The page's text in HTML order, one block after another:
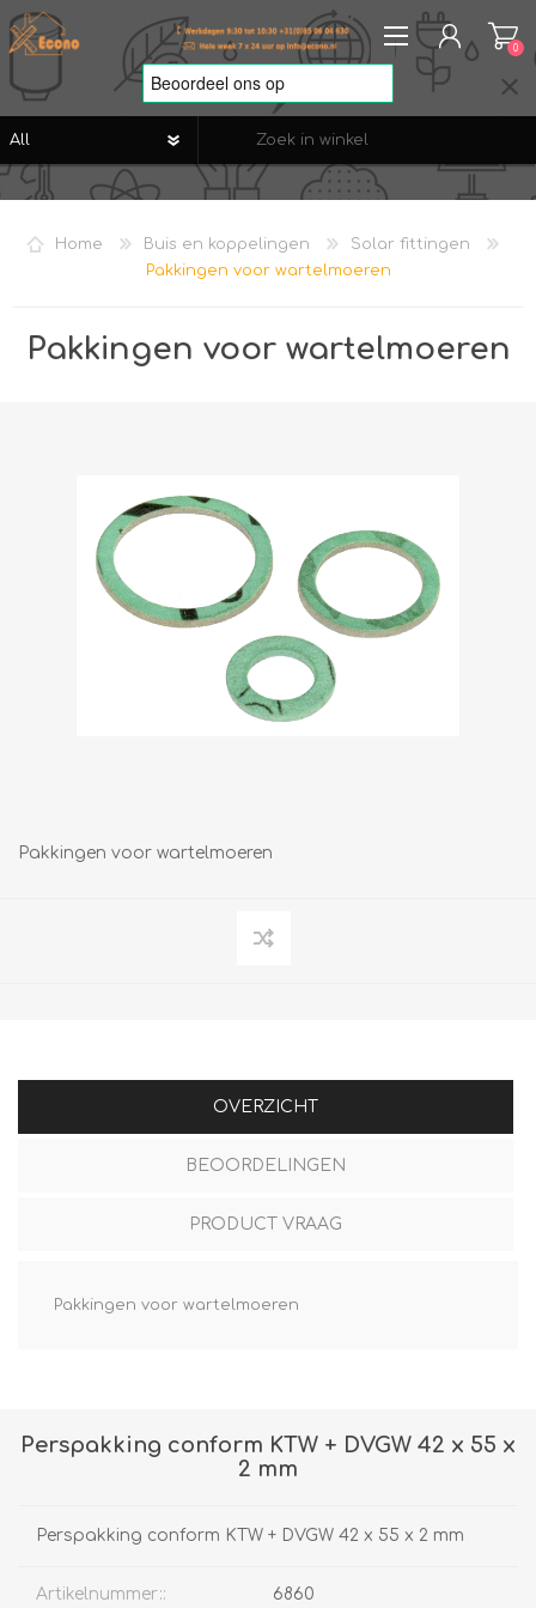
REGISTREREN
VERLANGLIJST
0
Home Buis en koppelingen
Solar fittingen
Pakkingen voor wartelmoeren
Pakkingen voor wartelmoeren
Pakkingen voor wartelmoeren
OVERZICHT
BEOORDELINGEN
PRODUCT VRAAG
Pakkingen voor wartelmoeren
Perspakking conform KTW + DVGW 42 x 55 x
2 mm
Perspakking conform KTW + DVGW 42 x 55 x 2 mm
Artikelnummer:: 6860